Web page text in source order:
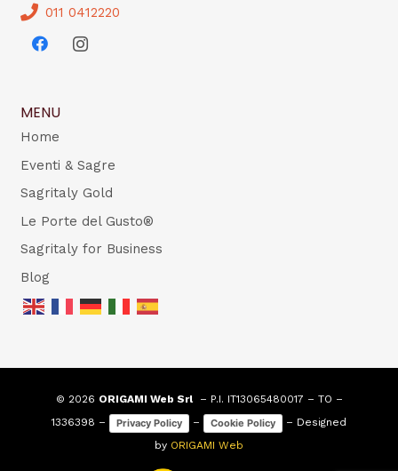
011 0412220
MENU
Home
Eventi & Sagre
Sagritaly Gold
Le Porte del Gusto®
Sagritaly for Business
Blog
© 2026 ORIGAMI Web Srl– P.I. IT13065480017 – TO –
1336398 –
Privacy Policy – Cookie Policy
– Designed
by ORIGAMI Web